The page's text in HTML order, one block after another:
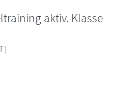
aktiv. Klasse
)